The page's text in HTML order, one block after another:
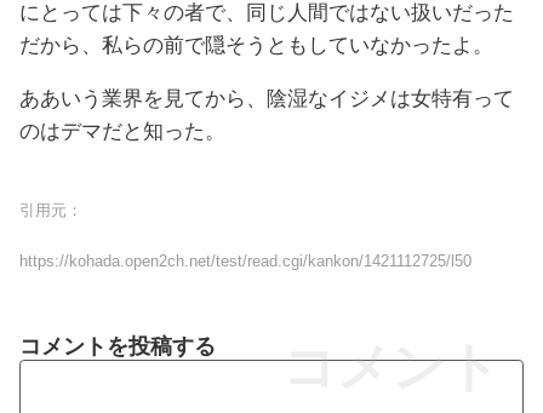
にとっては下々の者で、同じ人間ではない扱いだった
だから、私らの前で隠そうともしていなかったよ。
ああいう業界を見てから、陰湿なイジメは女特有って
のはデマだと知った。
引用元：
https://kohada.open2ch.net/test/read.cgi/kankon/1421112725/l50
コメント
コメントを投稿する